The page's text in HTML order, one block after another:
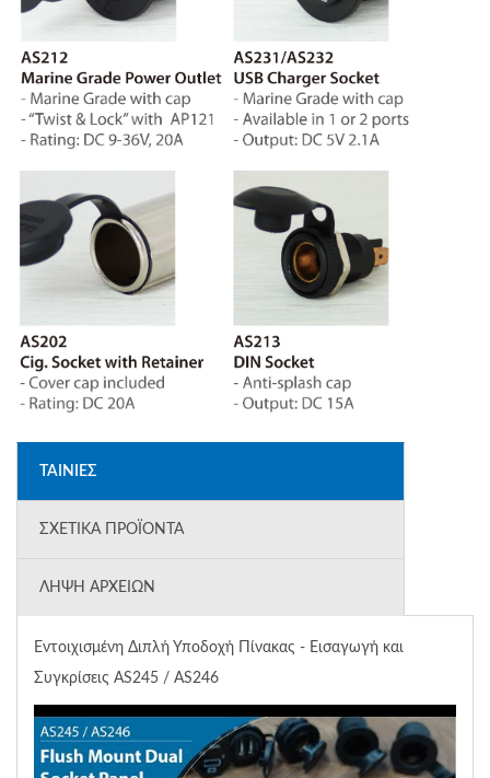
ΤΑΙΝΊΕΣ
ΣΧΕΤΙΚΆ ΠΡΟΪΌΝΤΑ
ΛΉΨΗ ΑΡΧΕΊΩΝ
Εντοιχισμένη Διπλή Υποδοχή Πίνακας - Εισαγωγή και
Συγκρίσεις AS245 / AS246